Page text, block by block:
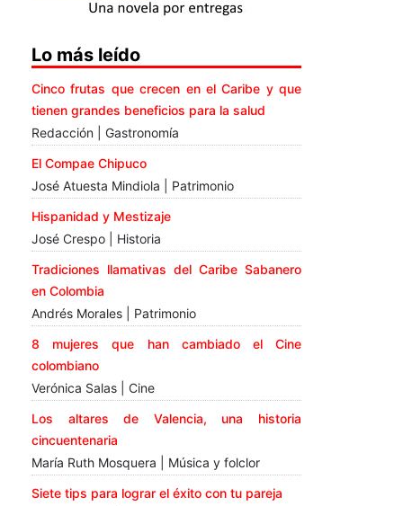
Lo más leído
Cinco frutas que crecen en el Caribe y que
tienen grandes beneficios para la salud
Redacción | Gastronomía
El Compae Chipuco
José Atuesta Mindiola | Patrimonio
Hispanidad y Mestizaje
José Crespo | Historia
Tradiciones llamativas del Caribe Sabanero
en Colombia
Andrés Morales | Patrimonio
8 mujeres que han cambiado el Cine
colombiano
Verónica Salas | Cine
Los altares de Valencia, una historia
cincuentenaria
María Ruth Mosquera | Música y folclor
Siete tips para lograr el éxito con tu pareja